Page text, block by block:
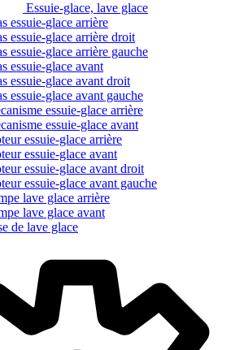
Essuie-glace, lave glace
essuie-glace arrière
essuie-glace arrière droit
essuie-glace arrière gauche
essuie-glace avant
essuie-glace avant droit
essuie-glace avant gauche
essuie-glace arrière
essuie-glace avant
essuie-glace arrière
essuie-glace avant
essuie-glace avant droit
essuie-glace avant gauche
lave glace arrière
lave glace avant
de lave glace